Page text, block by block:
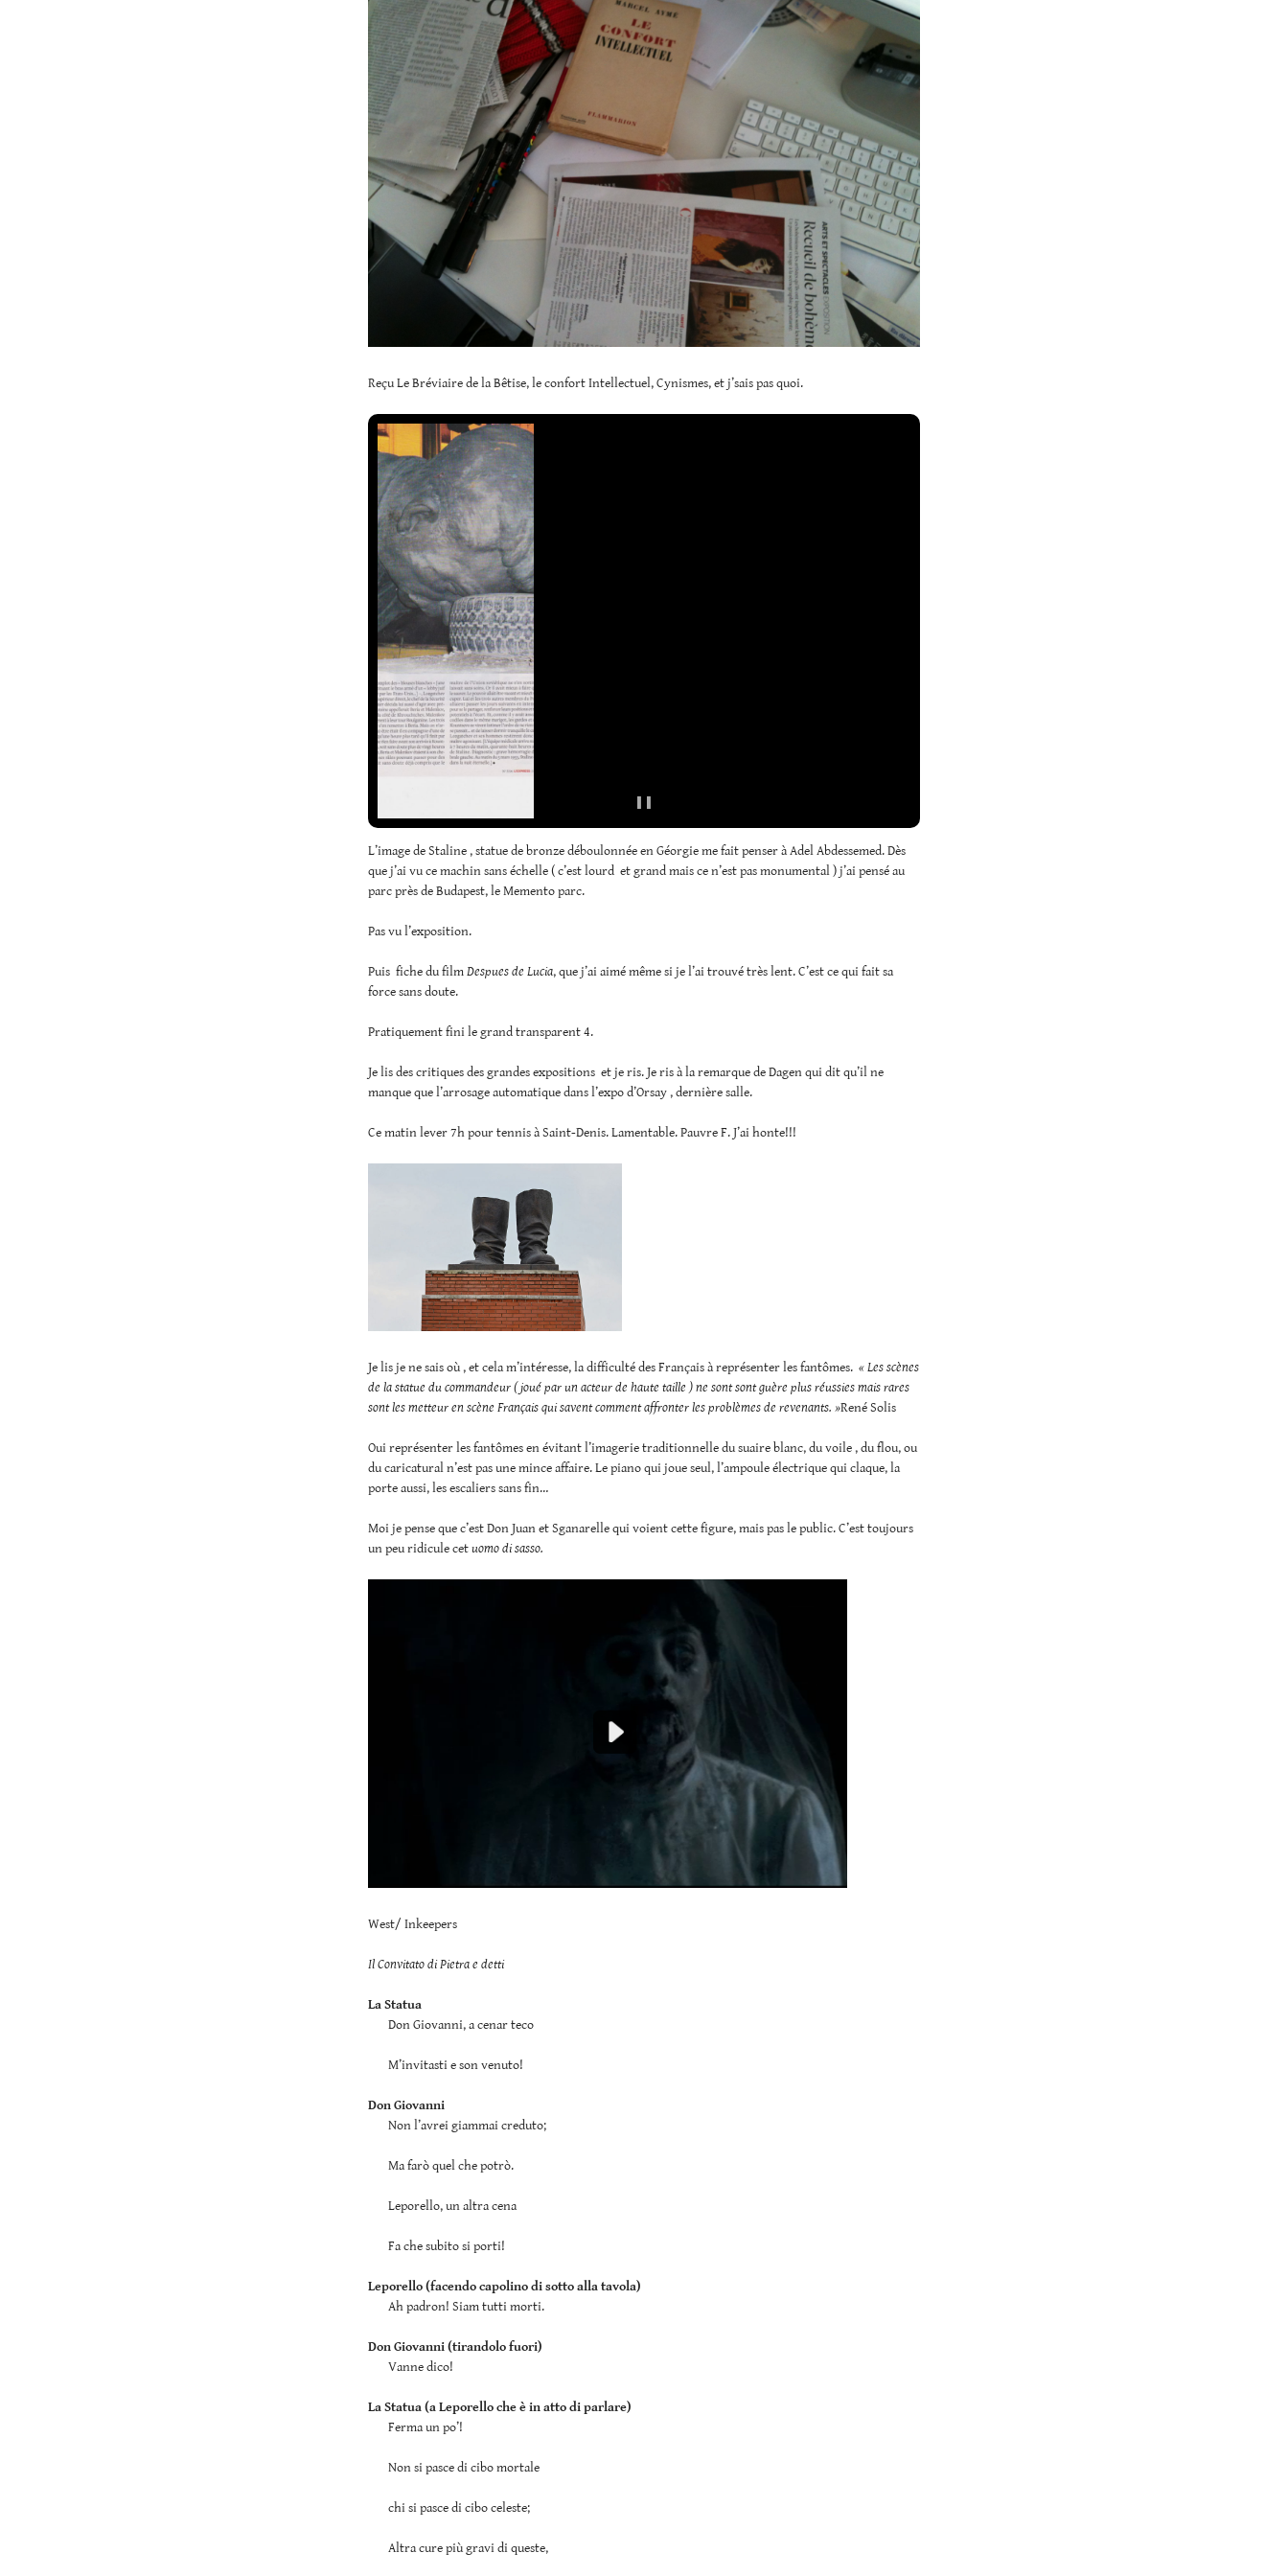
Reçu Le Bréviaire de la Bêtise, le confort Intellectuel, Cynismes, et j’sais pas quoi.
L’image de Staline , statue de bronze déboulonnée en Géorgie me fait penser à Adel Abdessemed. Dès
que j’ai vu ce machin sans échelle ( c’est lourd et grand mais ce n’est pas monumental ) j’ai pensé au
parc près de Budapest, le Memento parc.
Pas vu l’exposition.
Puis fiche du filmDespues de Lucia, que j’ai aimé même si je l’ai trouvé très lent. C’est ce qui fait sa
force sans doute.
Pratiquement fini le grand transparent 4.
Je lis des critiques des grandes expositions et je ris. Je ris à la remarque de Dagen qui dit qu’il ne
manque que l’arrosage automatique dans l’expo d’Orsay , dernière salle.
Ce matin lever 7h pour tennis à Saint-Denis. Lamentable. Pauvre F. J’ai honte!!!
Je lis je ne sais où , et cela m’intéresse, la difficulté des Français à représenter les fantômes. « Les scènes
de la statue du commandeur ( joué par un acteur de haute taille ) ne sont sont guère plus réussies mais rares
sont les metteur en scène Français qui savent comment affronter les problèmes de revenants. »René Solis
Oui représenter les fantômes en évitant l’imagerie traditionnelle du suaire blanc, du voile , du flou, ou
du caricatural n’est pas une mince affaire. Le piano qui joue seul, l’ampoule électrique qui claque, la
porte aussi, les escaliers sans fin…
Moi je pense que c’est Don Juan et Sganarelle qui voient cette figure, mais pas le public. C’est toujours
un peu ridicule cetuomo di sasso.
West/ Inkeepers
Il Convitato di Pietra e detti
La Statua
Don Giovanni, a cenar teco
M’invitasti e son venuto!
Don Giovanni
Non l’avrei giammai creduto;
Ma farò quel che potrò.
Leporello, un altra cena
Fa che subito si porti!
Leporello (facendo capolino di sotto alla tavola)
Ah padron! Siam tutti morti.
Don Giovanni (tirandolo fuori)
Vanne dico!
La Statua (a Leporello che è in atto di parlare)
Ferma un po’!
Non si pasce di cibo mortale
chi si pasce di cibo celeste;
Altra cure più gravi di queste,